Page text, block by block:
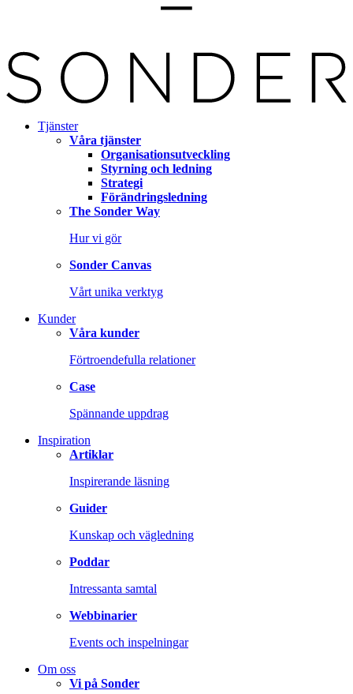
Tjänster
Våra tjänster
Organisationsutveckling
Styrning och ledning
Strategi
Förändringsledning
The Sonder Way
Hur vi gör
Sonder Canvas
Vårt unika verktyg
Kunder
Våra kunder
Förtroendefulla relationer
Case
Spännande uppdrag
Inspiration
Artiklar
Inspirerande läsning
Guider
Kunskap och vägledning
Poddar
Intressanta samtal
Webbinarier
Events och inspelningar
Om oss
Vi på Sonder